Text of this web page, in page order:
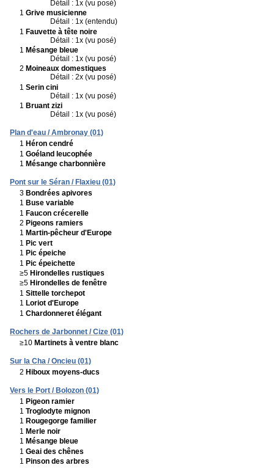
Détail : 1x (vu posé)
1 Grive musicienne
Détail : 1x (entendu)
1 Fauvette à tête noire
Détail : 1x (vu posé)
1 Mésange bleue
Détail : 1x (vu posé)
2 Moineaux domestiques
Détail : 2x (vu posé)
1 Serin cini
Détail : 1x (vu posé)
1 Bruant zizi
Détail : 1x (vu posé)
Plan d'eau / Ambronay (01)
1 Héron cendré
1 Goéland leucophée
1 Mésange charbonnière
Pont sur le Séran / Flaxieu (01)
3 Bondrées apivores
1 Buse variable
1 Faucon crécerelle
2 Pigeons ramiers
1 Martin-pêcheur d'Europe
1 Pic vert
1 Pic épeiche
1 Pic épeichette
≥5 Hirondelles rustiques
≥5 Hirondelles de fenêtre
1 Sittelle torchepot
1 Loriot d'Europe
1 Chardonneret élégant
Rochers de Jarbonnet / Cize (01)
≥10 Martinets à ventre blanc
Sur la Cha / Oncieu (01)
2 Hiboux moyens-ducs
Vers le Port / Bolozon (01)
1 Pigeon ramier
1 Troglodyte mignon
1 Rougegorge familier
1 Merle noir
1 Mésange bleue
1 Geai des chênes
1 Pinson des arbres